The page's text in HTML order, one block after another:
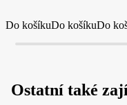
Do košíkuDo košíkuDo
Ostatní také